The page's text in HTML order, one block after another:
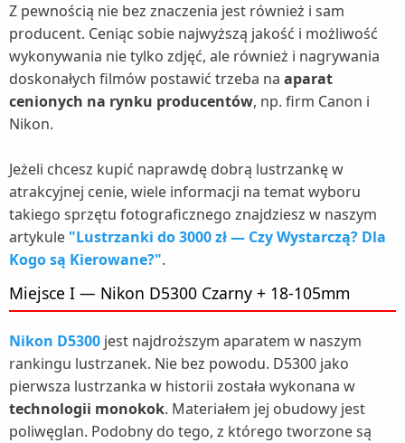
Z pewnością nie bez znaczenia jest również i sam
producent. Ceniąc sobie najwyższą jakość i możliwość
wykonywania nie tylko zdjęć, ale również i nagrywania
doskonałych filmów postawić trzeba na aparat
cenionych na rynku producentów, np. firm Canon i
Nikon.
Jeżeli chcesz kupić naprawdę dobrą lustrzankę w
atrakcyjnej cenie, wiele informacji na temat wyboru
takiego sprzętu fotograficznego znajdziesz w naszym
artykule "Lustrzanki do 3000 zł — Czy Wystarczą? Dla
Kogo są Kierowane?".
Miejsce I — Nikon D5300 Czarny + 18-105mm
Nikon D5300 jest najdroższym aparatem w naszym
rankingu lustrzanek. Nie bez powodu. D5300 jako
pierwsza lustrzanka w historii została wykonana w
technologii monokok. Materiałem jej obudowy jest
poliwęglan. Podobny do tego, z którego tworzone są